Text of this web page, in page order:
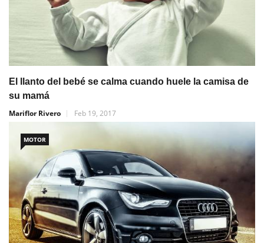
El llanto del bebé se calma cuando huele la camisa de
su mamá
Mariflor Rivero
Feb 19, 2017
MOTOR